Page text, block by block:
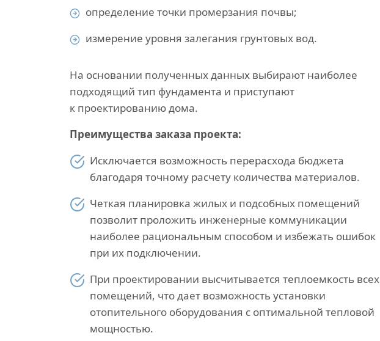
определение точки промерзания почвы;
измерение уровня залегания грунтовых вод.
На основании полученных данных выбирают наиболее
подходящий тип фундамента и приступают
к проектированию дома.
Преимущества заказа проекта:
Исключается возможность перерасхода бюджета
благодаря точному расчету количества материалов.
Четкая планировка жилых и подсобных помещений
позволит проложить инженерные коммуникации
наиболее рациональным способом и избежать ошибок
при их подключении.
При проектировании высчитывается теплоемкость всех
помещений, что дает возможность установки
отопительного оборудования с оптимальной тепловой
мощностью.